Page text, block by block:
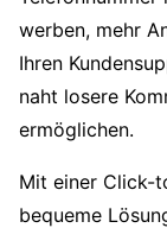
werben, mehr
Ihren
naht losere
ermöglichen.
Mit einer Click-
bequeme